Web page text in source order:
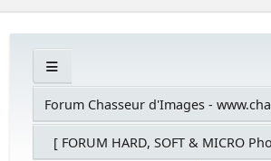
Forum Chasseur d'Images -
[ FORUM HARD, SOFT & MICRO